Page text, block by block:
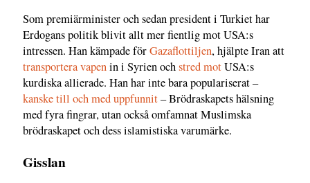
Som premiärminister och sedan president i Turkiet har
Erdogans politik blivit allt mer fientlig mot USA:s
intressen. Han kämpade förGazaflottiljen, hjälpte Iran att
transportera vapenin i Syrien ochstred motUSA:s
kurdiska allierade. Han har inte bara populariserat –
kanske till och med uppfunnit– Brödraskapets hälsning
med fyra fingrar, utan också omfamnat Muslimska
brödraskapet och dess islamistiska varumärke.
Gisslan